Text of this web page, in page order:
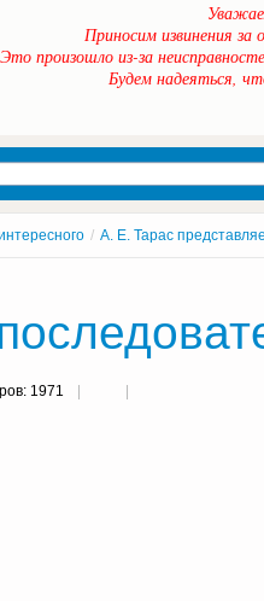
Приносим извинения
Это произошло из-за
Будем надеяться,
/ А. Е. Тарас
1971